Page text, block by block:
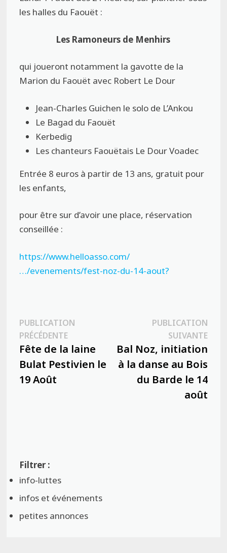
les halles du Faouët :
Les Ramoneurs de Menhirs
qui joueront notamment la gavotte de la
Marion du Faouët avec Robert Le Dour
Jean-Charles Guichen le solo de L’Ankou
Le Bagad du Faouët
Kerbedig
Les chanteurs Faouëtais Le Dour Voadec
Entrée 8 euros à partir de 13 ans, gratuit pour
les enfants,
pour être sur d’avoir une place, réservation
conseillée :
https://www.helloasso.com/
…/evenements/fest-noz-du-14-aout?
Navigation
de
l’article
PUBLICATION
PRÉCÉDENTEPublication
précédente :
Fête de la laine
Bulat Pestivien le
19 Août
PUBLICATION
SUIVANTE
Bal Noz, initiation
à la danse au Bois
du Barde le 14
août
info-luttes
infos et événements
petites annonces